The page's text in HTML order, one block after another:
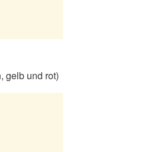
gelb und rot)